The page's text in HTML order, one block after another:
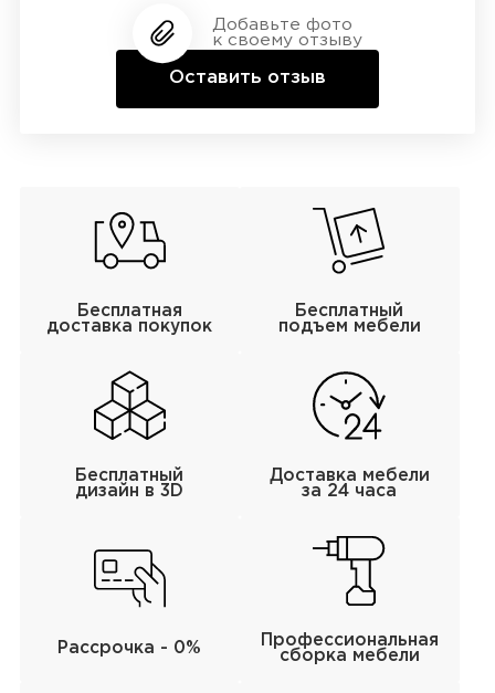
Добавьте фото
к своему отзыву
Оставить отзыв
Бесплатная
доставка покупок
Бесплатный
подъем мебели
Бесплатный
дизайн в 3D
Доставка мебели
за 24 часа
Рассрочка - 0%
Профессиональная
сборка мебели